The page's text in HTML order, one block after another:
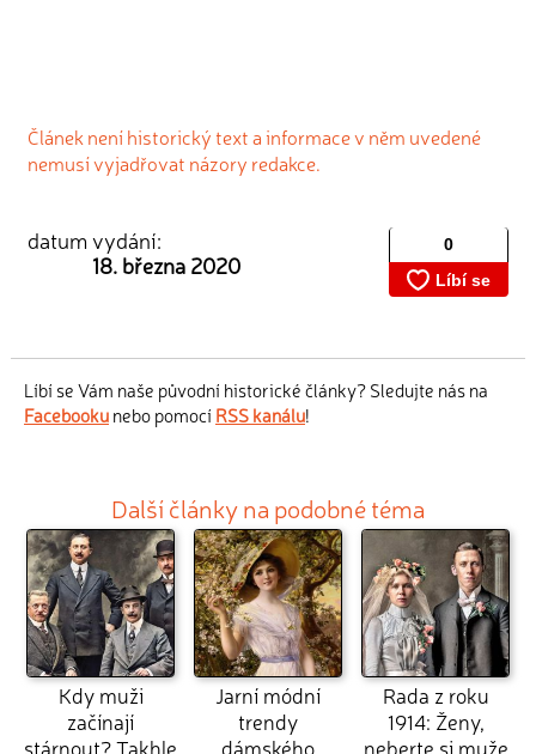
Článek není historický text a informace v něm uvedené
nemusí vyjadřovat názory redakce.
datum vydání:
18. března 2020
Líbí se Vám naše původní historické články? Sledujte nás na
Facebookunebo pomocí RSS kanálu!
Další články na podobné téma
Kdy muži
začínají
stárnout? Takhle
Jarní módní
trendy
dámského
Rada z roku
1914: Ženy,
neberte si muže